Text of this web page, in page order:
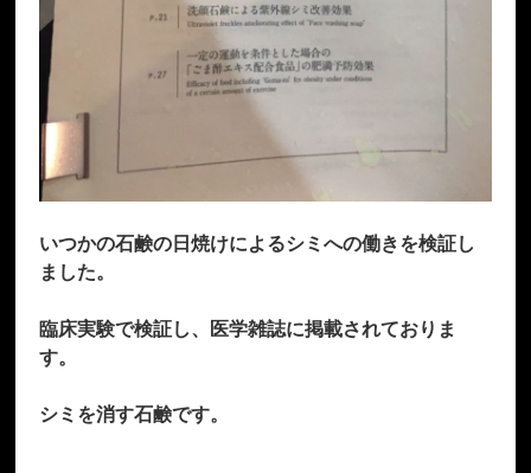
いつかの石鹸の日焼けによるシミへの働きを検証し
ました。
臨床実験で検証し、医学雑誌に掲載されておりま
す。
シミを消す石鹸です。